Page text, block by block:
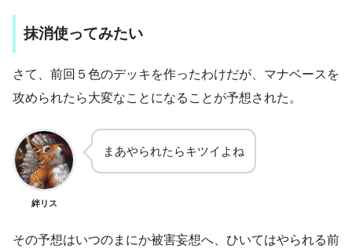
抹消使ってみたい
さて、前回５色のデッキを作ったわけだが、マナベースを
攻められたら大変なことになることが予想された。
絆リス
まあやられたらキツイよね
その予想はいつのまにか被害妄想へ、ひいてはやられる前